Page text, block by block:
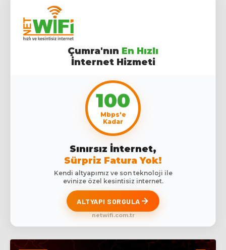
Çumra'nın En Hızlı
İnternet Hizmeti
100
Mbps'e
Kadar
Sınırsız İnternet,
Sürpriz Fatura Yok!
Kendi altyapımız ve son teknoloji ile
evinize özel kesintisiz internet.
ALTYAPI SORGULA
netwifi.com.tr